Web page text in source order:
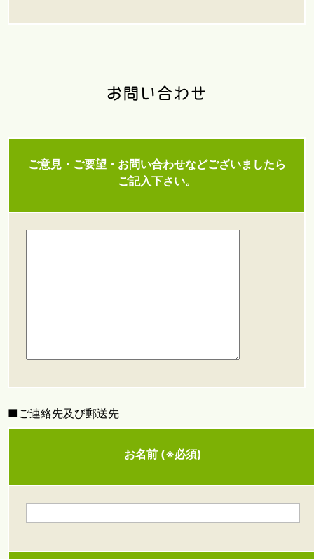
お問い合わせ
ご意見・ご要望・お問い合わせなどございましたら
ご記入下さい。
■ご連絡先及び郵送先
お名前 (※必須)